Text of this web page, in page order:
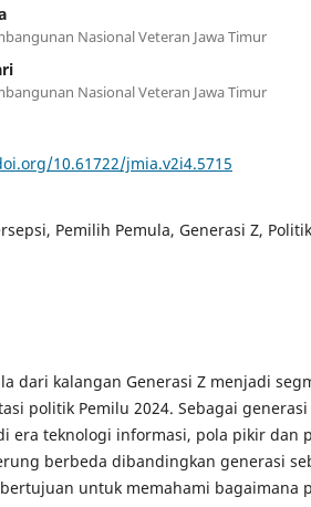
Nasional Veteran Jawa Timur
Nasional Veteran Jawa Timur
10.61722/jmia.v2i4.5715
Pemilih Pemula, Generasi Z,
dari kalangan Generasi Z menjadi
politik Pemilu 2024. Sebagai
era teknologi informasi, pola pikir dan
berbeda dibandingkan generasi
untuk memahami bagaimana